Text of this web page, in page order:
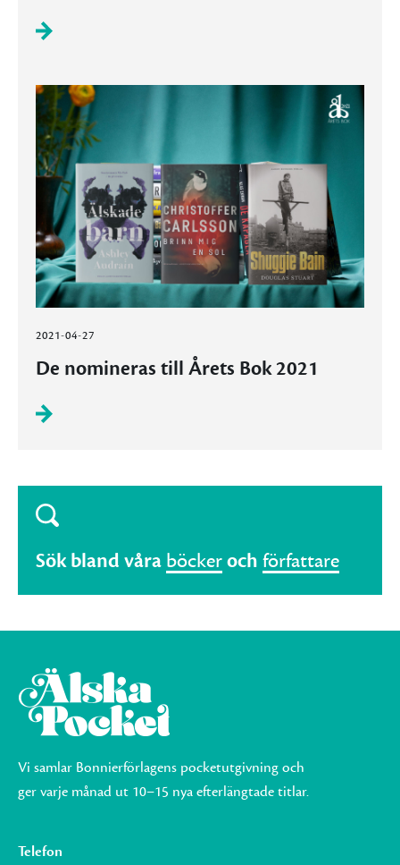
2021-04-27
De nomineras till Årets Bok 2021
Sök bland våra böckeroch författare
Vi samlar Bonnierförlagens pocketutgivning och
ger varje månad ut 10–15 nya efterlängtade titlar.
Telefon